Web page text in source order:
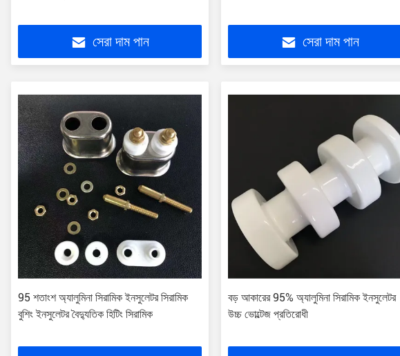
সেরা দাম পান সেরা দাম পান
95 শতাংশ অ্যালুমিনা সিরামিক ইনসুলেটর সিরামিক
বুশিং ইনসুলেটর বৈদ্যুতিক হিটিং সিরামিক
বড় আকারের 95% অ্যালুমিনা সিরামিক ইনসুলেটর
উচ্চ ভোল্টেজ প্রতিরোধী